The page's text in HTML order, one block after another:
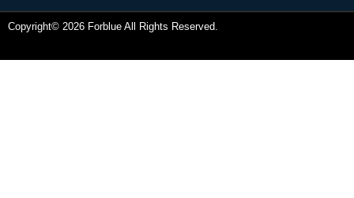
Copyright© 2026 Forblue All Rights Reserved.